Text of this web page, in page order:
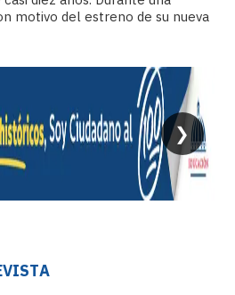
motivo del estreno de su nueva
❯